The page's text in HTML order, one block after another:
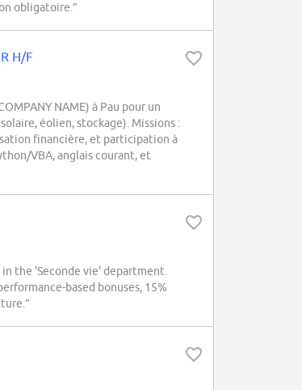
obligatoire.”
H/F
NAME) à Pau pour un
éolien, stockage). Missions :
financière, et participation à
VBA, anglais courant, et
the 'Seconde vie' department.
based bonuses, 15%